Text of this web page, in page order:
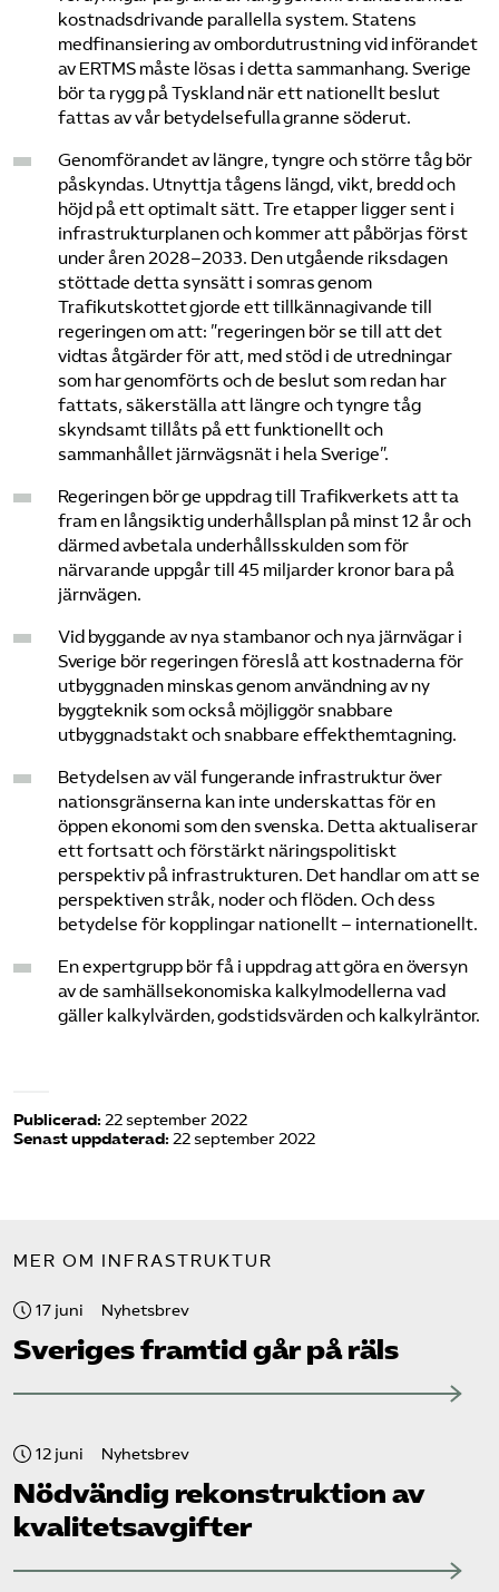
kostnadsdrivande parallella system. Statens
medfinansiering av ombordutrustning vid införandet
av ERTMS måste lösas i detta sammanhang. Sverige
bör ta rygg på Tyskland när ett nationellt beslut
fattas av vår betydelsefulla granne söderut.
Genomförandet av längre, tyngre och större tåg bör
påskyndas. Utnyttja tågens längd, vikt, bredd och
höjd på ett optimalt sätt. Tre etapper ligger sent i
infrastrukturplanen och kommer att påbörjas först
under åren 2028–2033. Den utgående riksdagen
stöttade detta synsätt i somras genom
Trafikutskottet gjorde ett tillkännagivande till
regeringen om att: ”regeringen bör se till att det
vidtas åtgärder för att, med stöd i de utredningar
som har genomförts och de beslut som redan har
fattats, säkerställa att längre och tyngre tåg
skyndsamt tillåts på ett funktionellt och
sammanhållet järnvägsnät i hela Sverige”.
Regeringen bör ge uppdrag till Trafikverkets att ta
fram en långsiktig underhållsplan på minst 12 år och
därmed avbetala underhållsskulden som för
närvarande uppgår till 45 miljarder kronor bara på
järnvägen.
Vid byggande av nya stambanor och nya järnvägar i
Sverige bör regeringen föreslå att kostnaderna för
utbyggnaden minskas genom användning av ny
byggteknik som också möjliggör snabbare
utbyggnadstakt och snabbare effekthemtagning.
Betydelsen av väl fungerande infrastruktur över
nationsgränserna kan inte underskattas för en
öppen ekonomi som den svenska. Detta aktualiserar
ett fortsatt och förstärkt näringspolitiskt
perspektiv på infrastrukturen. Det handlar om att se
perspektiven stråk, noder och flöden. Och dess
betydelse för kopplingar nationellt – internationellt.
En expertgrupp bör få i uppdrag att göra en översyn
av de samhällsekonomiska kalkylmodellerna vad
gäller kalkylvärden, godstidsvärden och kalkylräntor.
Publicerad: 22 september 2022
Senast uppdaterad: 22 september 2022
MER OM INFRASTRUKTUR
17 juni Nyhetsbrev
Sveriges framtid går på räls
12 juni Nyhetsbrev
Nödvändig rekonstruktion av
kvalitetsavgifter